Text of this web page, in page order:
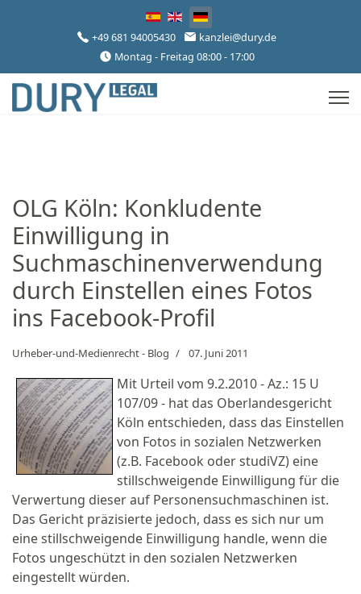
Sprache auswählen
+49 681 94005430
kanzlei@dury.de
Montag - Freitag 08:00 - 17:00
OLG Köln: Konkludente
Einwilligung in
Suchmaschinenverwendung
durch Einstellen eines Fotos
ins Facebook-Profil
Urheber-und-Medienrecht - Blog 07. Juni 2011
Mit Urteil vom 9.2.2010 - Az.: 15 U
107/09 - hat das Oberlandesgericht
Köln entschieden, dass das Einstellen
von Fotos in sozialen Netzwerken
(z.B. Facebook oder studiVZ) eine
stillschweigende Einwilligung für die
Verwertung dieser auf Personensuchmaschinen ist.
Das Gericht präzisierte jedoch, dass es sich nur um
eine stillschweigende Einwilligung handle, wenn die
Fotos ungeschützt in den sozialen Netzwerken
eingestellt würden.